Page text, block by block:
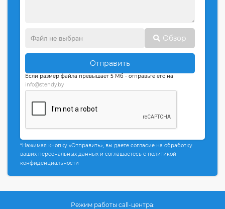
Обзор
Отправить
Если размер файла превышает 5 Мб - отправьте его на
info@stendy.by
*Нажимая кнопку «Отправить», вы даете согласие на обработку
ваших персональных данных и соглашаетесь с политикой
конфиденциальности
Режим работы call-центра: